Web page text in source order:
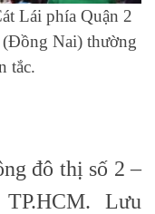
Lái phía Quận 2
Nai) thường
tắc.
đô thị số 2 –
Lưu